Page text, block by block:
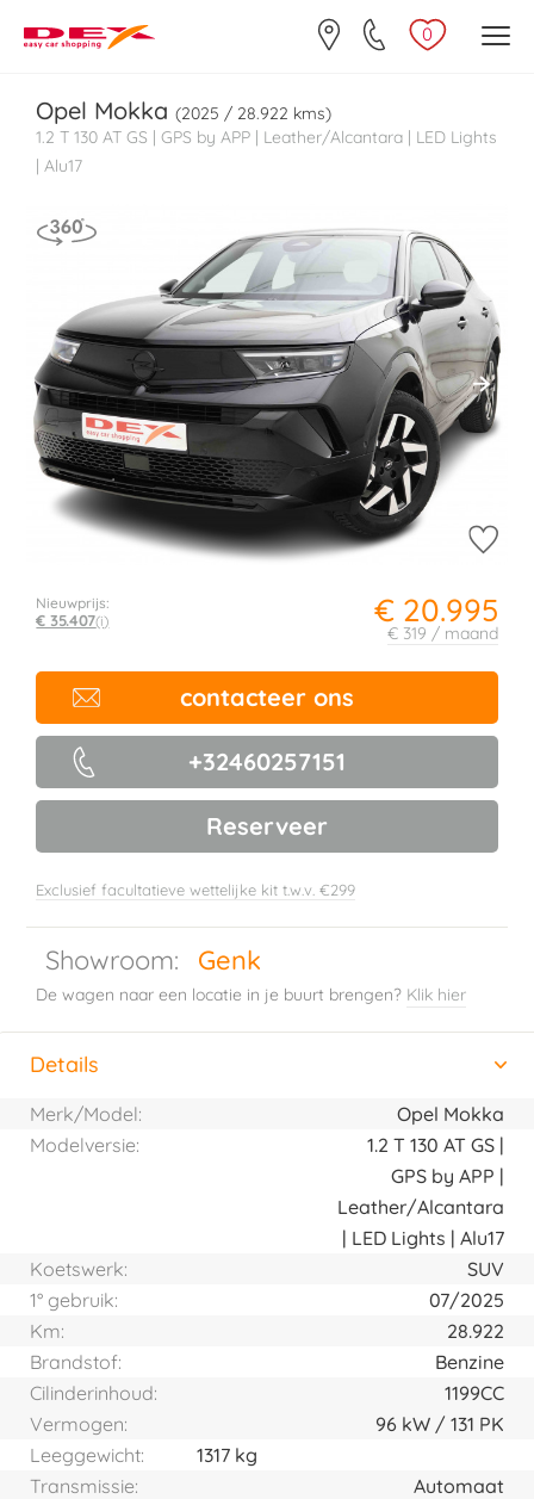
0
Opel Mokka (2025 / 28.922 kms)
1.2 T 130 AT GS | GPS by APP | Leather/Alcantara | LED Lights
| Alu17
€ 20.995
€ 319 / maand
Nieuwprijs:
€ 35.407(i)
contacteer ons
+32460257151
Reserveer
Exclusief facultatieve wettelijke kit t.w.v. €299
Showroom: Genk
De wagen naar een locatie in je buurt brengen? Klik hier
Horizontal tab group
Details
Merk/Model:
Opel Mokka
Modelversie:
1.2 T 130 AT GS |
GPS by APP |
Leather/Alcantara
| LED Lights | Alu17
Koetswerk:
SUV
1° gebruik:
07/2025
Km:
28.922
Brandstof:
Benzine
Cilinderinhoud:
1199CC
Vermogen:
96kW 131 PK
Leeggewicht:
1317 kg
Transmissie:
Automaat